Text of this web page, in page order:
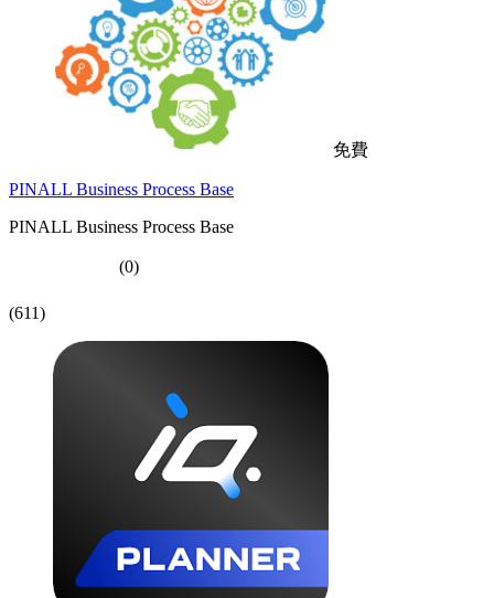
免費
PINALL Business Process Base
PINALL Business Process Base
(0)
(611)